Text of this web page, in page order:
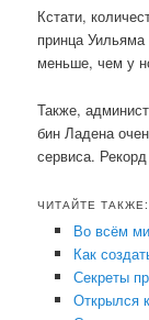
Кстати,
принца
меньше, чем у
Также,
бин Ладена
сервиса.
ЧИТАЙТЕ ТАКЖЕ:
Во всём
Как
Секреты
Открылся